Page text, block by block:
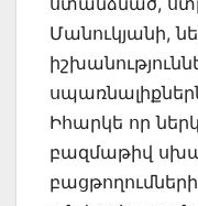
Մանուկյանի,
Իհարկե որ
բազմաթիվ